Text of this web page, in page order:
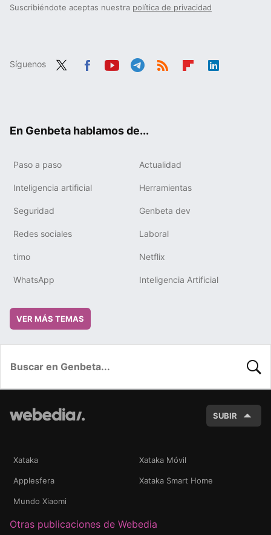
Suscribiéndote aceptas nuestra política de privacidad
Síguenos
En Genbeta hablamos de...
Paso a paso Actualidad
Inteligencia artificial Herramientas
Seguridad Genbeta dev
Redes sociales Laboral
timo Netflix
WhatsApp Inteligencia Artificial
VER MÁS TEMAS
SUBIR
Xataka Xataka Móvil
Applesfera Xataka Smart Home
Mundo Xiaomi
Otras publicaciones de Webedia